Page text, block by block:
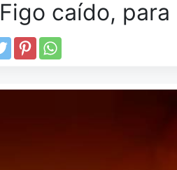
Figo caído,